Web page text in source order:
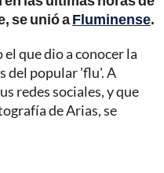
se unió aFluminense.
que dio a conocer la
del popular 'flu'. A
redes sociales, y que
de Arias, se